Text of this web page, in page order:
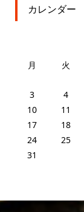
カレンダー
月 火
3
4
10
11
17
18
24
25
31